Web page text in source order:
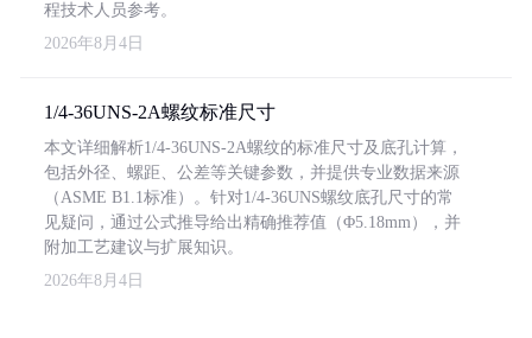
程技术人员参考。
2026年8月4日
1/4-36UNS-2A螺纹标准尺寸
本文详细解析1/4-36UNS-2A螺纹的标准尺寸及底孔计算，
包括外径、螺距、公差等关键参数，并提供专业数据来源
（ASME B1.1标准）。针对1/4-36UNS螺纹底孔尺寸的常
见疑问，通过公式推导给出精确推荐值（Φ5.18mm），并
附加工艺建议与扩展知识。
2026年8月4日